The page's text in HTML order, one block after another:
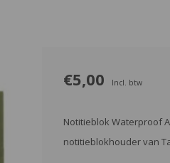
€5,00 Incl. btw
Notitieblok Waterproof
notitieblokhouder van